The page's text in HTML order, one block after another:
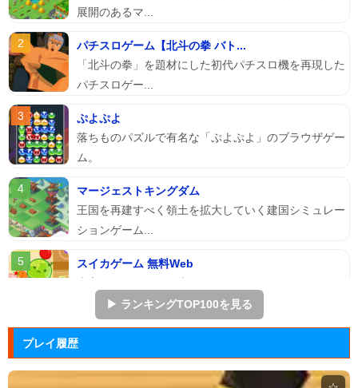
展開のあるマ...
パチスロゲーム【北斗の拳 バト...
「北斗の拳」を題材にした初代パチスロ機を再現した
パチスロゲー...
ぷよぷよ
落ちものパズルで有名な「ぷよぷよ」のブラウザゲー
ム。
マージェストキングダム
王国を再建すべく領土を拡大していく建国シミュレー
ションゲーム...
スイカゲーム 無料Web
本家スイカゲームを本物そっくりに再現したScratch
のスイ...
Arkanoid
タイトーが開発したアーケードゲーム「アルカノイ
ド」の無料ゲー...
▶ ランキングTOP100を見る
プレイ履歴